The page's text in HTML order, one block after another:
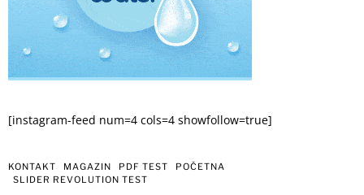
[instagram-feed num=4 cols=4 showfollow=true]
KONTAKT MAGAZIN PDF TEST
POČETNA
SLIDER REVOLUTION TEST